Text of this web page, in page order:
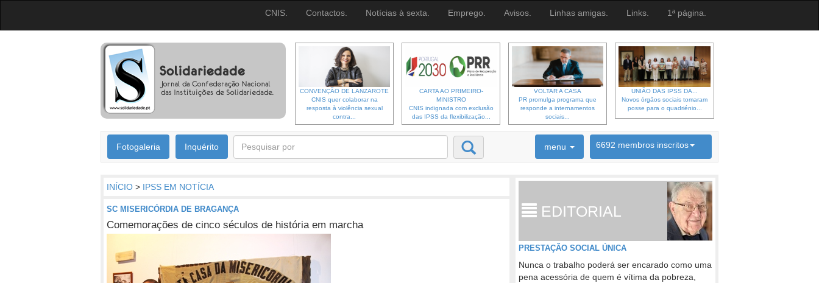
CNIS. Contactos. Notícias à sexta. Emprego. Avisos. Linhas amigas. Links. 1ª página.
CONVENÇÃO DE LANZAROTE
CNIS quer colaborar na
resposta à violência sexual
contra...
CARTA AO PRIMEIRO-
MINISTRO
CNIS indignada com exclusão
das IPSS da flexibilização...
VOLTAR A CASA
PR promulga programa que
responde a internamentos
sociais...
UNIÃO DAS IPSS DA...
Novos órgãos sociais tomaram
posse para o quadriénio...
Fotogaleria Inquérito menu 6692 membros inscritos
INÍCIO > IPSS EM NOTÍCIA
SC MISERICÓRDIA DE BRAGANÇA
Comemorações de cinco séculos de história em marcha
EDITORIAL
PRESTAÇÃO SOCIAL ÚNICA
Nunca o trabalho poderá ser encarado como uma
pena acessória de quem é vítima da pobreza,